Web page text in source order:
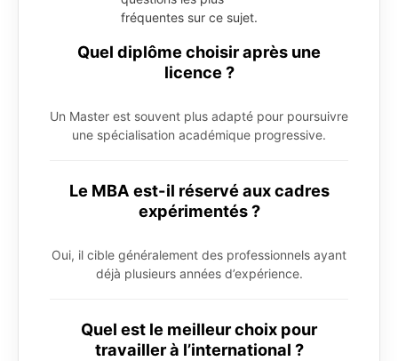
fréquentes sur ce sujet.
Quel diplôme choisir après une
licence ?
Un Master est souvent plus adapté pour poursuivre
une spécialisation académique progressive.
Le MBA est-il réservé aux cadres
expérimentés ?
Oui, il cible généralement des professionnels ayant
déjà plusieurs années d’expérience.
Quel est le meilleur choix pour
travailler à l’international ?